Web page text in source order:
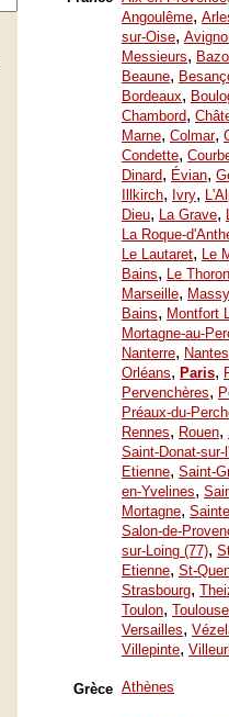
Angoulême,
sur-Oise,
Messieurs,
Beaune,
Bordeaux,
Chambord,
Marne, Colmar,
Condette,
Dinard, Évian,
Illkirch, Ivry,
Dieu, La Grave,
La Roque-
Le Lautaret, Le
Bains, Le
Marseille, Massy
Bains, Montfort
Mortagne-au-
Nanterre, Nantes
Orléans, Paris,
Pervenchères,
Préaux-du-
Rennes, Rouen,
Saint-Donat-sur-
Etienne, Saint-
en-Yvelines,
Mortagne,
Salon-de-
sur-Loing (77),
Etienne, St-
Strasbourg,
Toulon, Toulouse
Versailles,
Villepinte,
Grèce Athènes